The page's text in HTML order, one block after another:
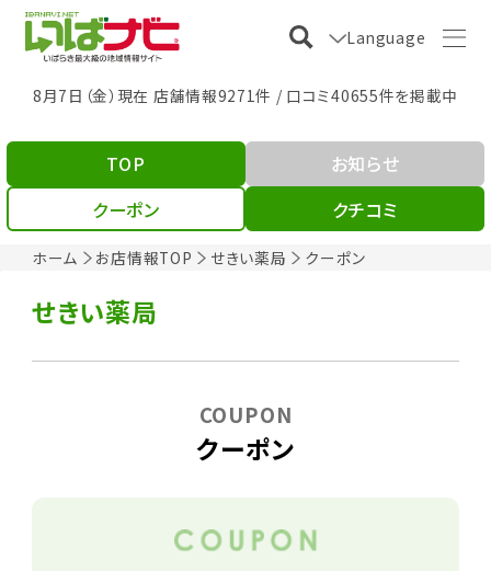
Language
8月7日（金）現在 店舗情報9271件 / 口コミ40655件を掲載中
ホーム お店情報TOP せきい薬局 クーポン
TOP
お知らせ
クーポン
クチコミ
せきい薬局
クーポン
COUPON